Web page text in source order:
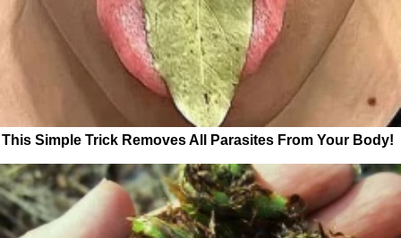
This Simple Trick Removes All Parasites From Your Body!